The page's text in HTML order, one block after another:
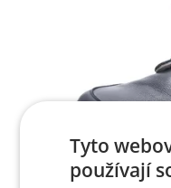
Tyto
používají